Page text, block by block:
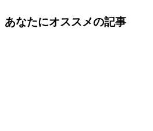
あなたにオススメの記事